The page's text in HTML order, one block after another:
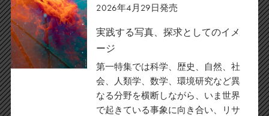
2026年4月29日発売
実践する写真、探求としてのイメ
ージ
第一特集では科学、歴史、自然、社
会、人類学、数学、環境研究など異
なる分野を横断しながら、いま世界
で起きている事象に向き合い、リサ